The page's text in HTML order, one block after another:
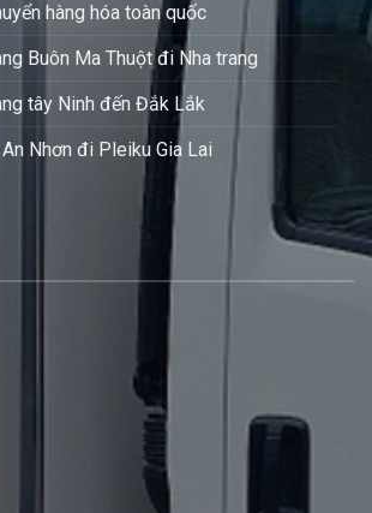
hàng hóa toàn quốc
Buôn Ma Thuột đi Nha trang
tây Ninh đến Đắk Lắk
Nhơn đi Pleiku Gia Lai